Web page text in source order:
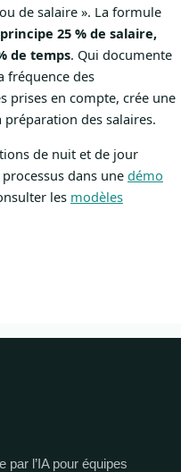
de salaire ». La formule
25 % de salaire,
de temps. Qui documente
fréquence des
prises en compte, crée une
des salaires.
de nuit et de jour
dans une démo
les modèles
par l’IA pour équipes